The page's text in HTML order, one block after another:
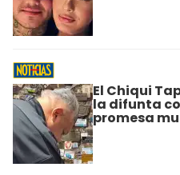
El Chiqui
la difunta
promesa